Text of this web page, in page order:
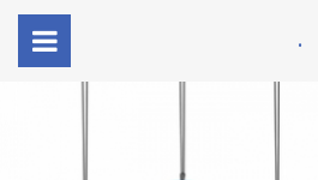
.